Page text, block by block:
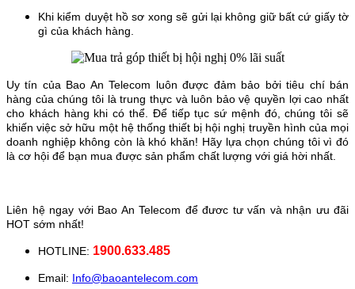
Khi kiểm duyệt hồ sơ xong sẽ gửi lại không giữ bất cứ giấy tờ
gì của khách hàng.
Uy tín của Bao An Telecom luôn được đảm bảo bởi tiêu chí bán
hàng của chúng tôi là trung thực và luôn bảo vệ quyền lợi cao nhất
cho khách hàng khi có thể. Để tiếp tục sứ mệnh đó, chúng tôi sẽ
khiến việc sở hữu một hệ thống thiết bị hội nghị truyền hình của mọi
doanh nghiệp không còn là khó khăn! Hãy lựa chọn chúng tôi vì đó
là cơ hội để bạn mua được sản phẩm chất lượng với giá hời nhất.
Liên hệ ngay với Bao An Telecom để đươc tư vấn và nhận ưu đãi
HOT sớm nhất!
HOTLINE: 1900.633.485
Email: Info@baoantelecom.com